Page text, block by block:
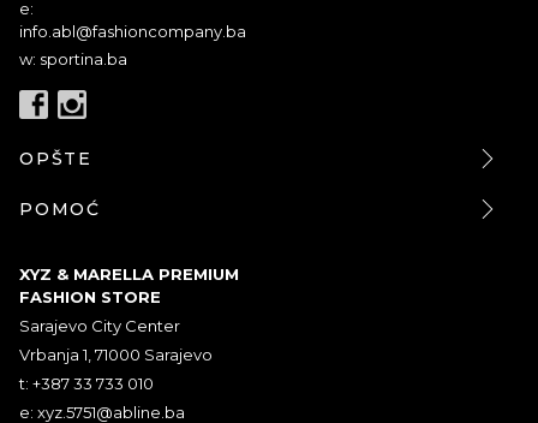
e:
info.abl@fashioncompany.ba
w: sportina.ba
OPŠTE
POMOĆ
XYZ & MARELLA PREMIUM
FASHION STORE
Sarajevo City Center
Vrbanja 1, 71000 Sarajevo
t: +387 33 733 010
e: xyz.5751@abline.ba